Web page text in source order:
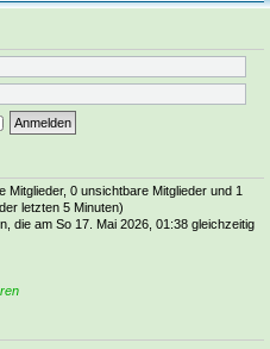
Mitglieder, 0 unsichtbare Mitglieder und 1
letzten 5 Minuten)
die am So 17. Mai 2026, 01:38 gleichzeitig